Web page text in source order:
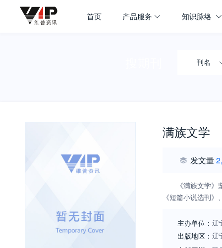
首页 产品服务 知识脉络
刊名
满族文学
发文量
《满族文学
《短篇小说选刊
主办单位： 辽
出版地区： 辽